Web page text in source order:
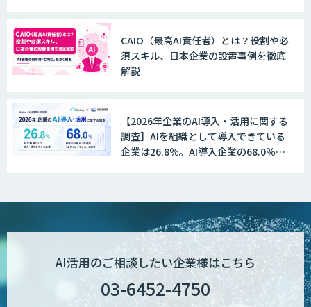
WAN-RECORD Plus
Explaza 生成AI Partner | AX
POPstation
CAIO（最高AI責任者）とは？役割や必
須スキル、日本企業の設置事例を徹底
解説
【2026年企業のAI導入・活用に関する
調査】AIを組織として導入できている
企業は26.8％。AI導入企業の68.0％
AI活用のご相談したい企業様はこちら
03-6452-4750